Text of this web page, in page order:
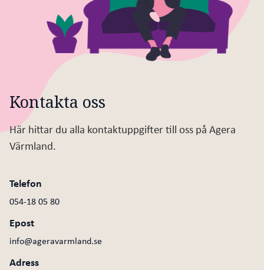
Kontakta oss
Här hittar du alla kontaktuppgifter till oss på Agera
Värmland.
Telefon
054-18 05 80
Epost
info@ageravarmland.se
Adress